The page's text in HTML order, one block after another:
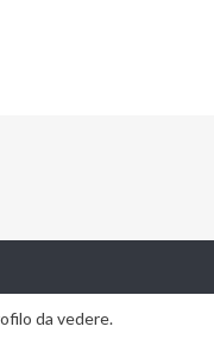
da vedere.